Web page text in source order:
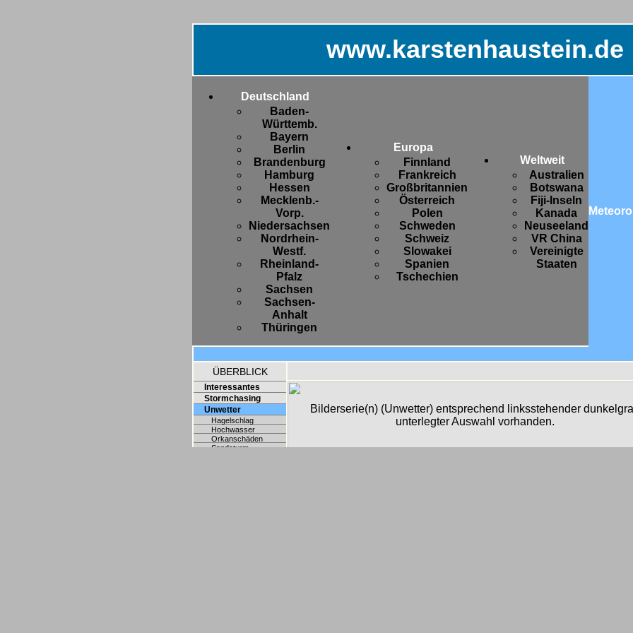
www.karstenhaustein.de
Deutschland
Baden-
Württemb.
Bayern
Berlin
Brandenburg
Hamburg
Hessen
Mecklenb.-
Vorp.
Niedersachsen
Nordrhein-
Westf.
Rheinland-
Pfalz
Sachsen
Sachsen-
Anhalt
Thüringen
Europa
Finnland
Frankreich
Großbritannien
Österreich
Polen
Schweden
Schweiz
Slowakei
Spanien
Tschechien
Weltweit
Australien
Botswana
Fiji-Inseln
Kanada
Neuseeland
VR China
Vereinigte
Staaten
ÜBERBLICK
Interessantes
Stormchasing
Unwetter
Hagelschlag
Hochwasser
Orkanschäden
Sandsturm
Bilderserie(n) (Unwetter) entsprechend linksstehender
unterlegter Auswahl vorhanden.